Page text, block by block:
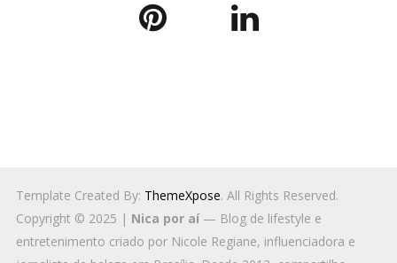
Template Created By: ThemeXpose. All Rights Reserved.
Copyright © 2025 | Nica por aí— Blog de lifestyle e
entretenimento criado por Nicole Regiane, influenciadora e